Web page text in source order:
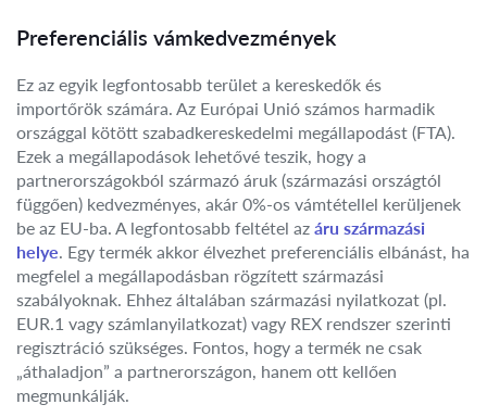
Preferenciális vámkedvezmények
Ez az egyik legfontosabb terület a kereskedők és
importőrök számára. Az Európai Unió számos harmadik
országgal kötött szabadkereskedelmi megállapodást (FTA).
Ezek a megállapodások lehetővé teszik, hogy a
partnerországokból származó áruk (származási országtól
függően) kedvezményes, akár 0%-os vámtétellel kerüljenek
be az EU-ba. A legfontosabb feltétel az áru származási
helye. Egy termék akkor élvezhet preferenciális elbánást, ha
megfelel a megállapodásban rögzített származási
szabályoknak. Ehhez általában származási nyilatkozat (pl.
EUR.1 vagy számlanyilatkozat) vagy REX rendszer szerinti
regisztráció szükséges. Fontos, hogy a termék ne csak
„áthaladjon” a partnerországon, hanem ott kellően
megmunkálják.